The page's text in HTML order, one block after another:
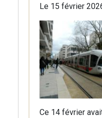
Le 15 février
Ce 14 février